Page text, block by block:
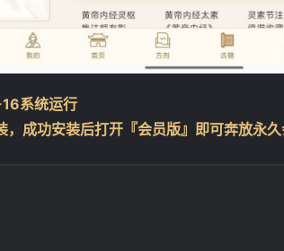
16系统运行
成功安装后打开『会员版』即可奔放永
❄